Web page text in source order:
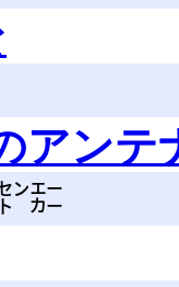
アンテ
㌈